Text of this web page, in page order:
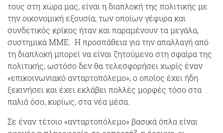
τους στη χώρα μας, είναι η διαπλοκή της πολιτικής με
την οικονομική εξουσία, των οποίων γέφυρα και
συνδετικός κρίκος ήταν και παραμένουν τα μεγάλα,
συστημικά ΜΜΕ. Η προσπάθεια για την απαλλαγή από
τη διαπλοκή μπορεί να είναι ζητούμενο στη σφαίρα της
πολιτικής, ωστόσο δεν θα τελεσφορήσει χωρίς έναν
«επικοινωνιακό ανταρτοπόλεμο», ο οποίος έχει ήδη
ξεκινήσει και έχει εκλάβει πολλές μορφές τόσο στα
παλιά όσο, κυρίως, στα νέα μέσα.
Σε έναν τέτοιο «ανταρτοπόλεμο» βασικά όπλα είναι